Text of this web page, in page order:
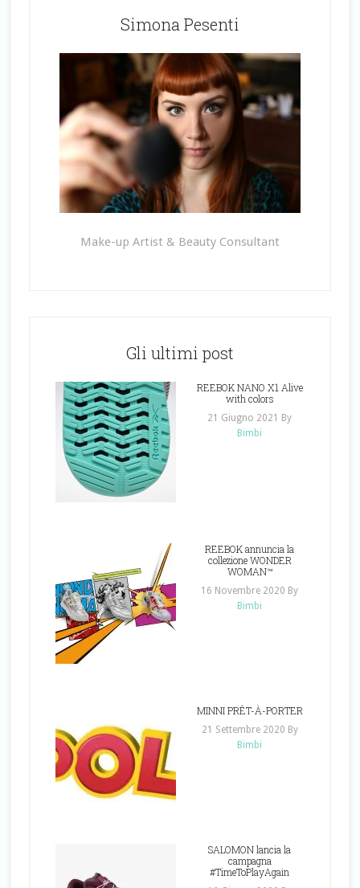
Simona Pesenti
Make-up Artist & Beauty Consultant
Gli ultimi post
REEBOK NANO X1 Alive
with colors
21 Giugno 2021 By
Bimbi
REEBOK annuncia la
collezione WONDER
WOMAN™
16 Novembre 2020 By
Bimbi
MINNI PRÊT-À-PORTER
21 Settembre 2020 By
Bimbi
SALOMON lancia la
campagna
#TimeToPlayAgain